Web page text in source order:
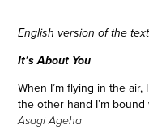
English version of the
It’s About You
When I’m flying in the
the other hand I’m
Asagi Ageha